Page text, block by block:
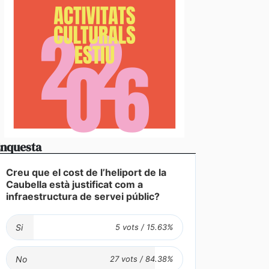
es fan forts davant una demanda
en un juliol que ja és històric
Creu que el cost de l’heliport de la
Caubella està justificat com a
infraestructura de servei públic?
Si
No